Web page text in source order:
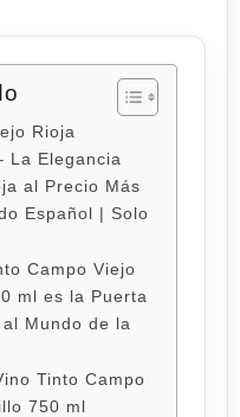
Rioja
La Elegancia
al Precio Más
Español | Solo
Campo Viejo
ml es la Puerta
Mundo de la
Tinto Campo
750 ml